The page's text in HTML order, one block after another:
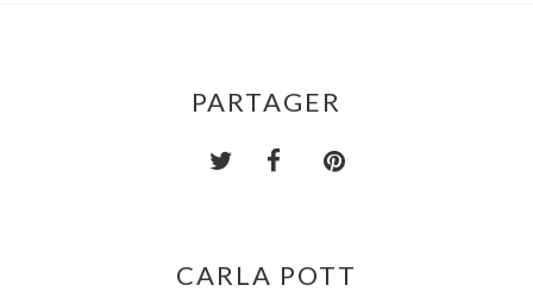
PARTAGER
CARLA POTT